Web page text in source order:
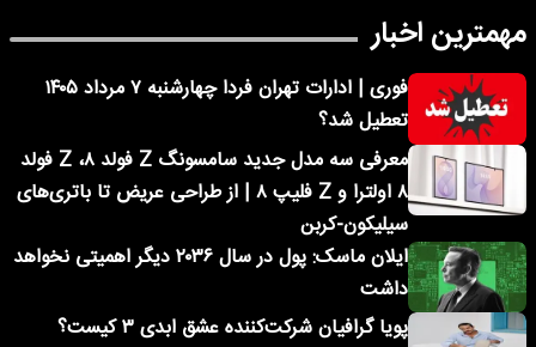
مهمترین اخبار
فوری | ادارات تهران فردا چهارشنبه ۷ مرداد ۱۴۰۵
تعطیل شد؟
معرفی سه مدل جدید سامسونگ Z فولد ۸، Z فولد
۸ اولترا و Z فلیپ ۸ | از طراحی عریض تا باتری‌های
سیلیکون-کربن
ایلان ماسک: پول در سال ۲۰۳۶ دیگر اهمیتی نخواهد
داشت
پویا گرافیان شرکت‌کننده عشق ابدی ۳ کیست؟